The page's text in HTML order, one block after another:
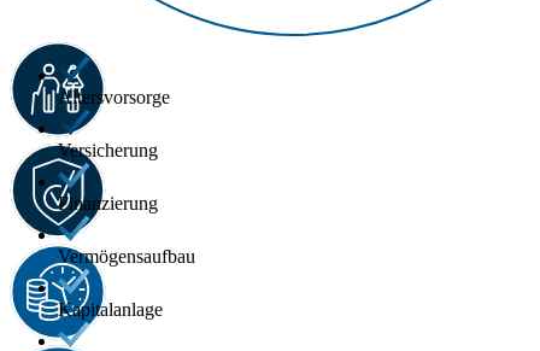
Altersvorsorge
Versicherung
Finanzierung
Vermögensaufbau
Kapitalanlage